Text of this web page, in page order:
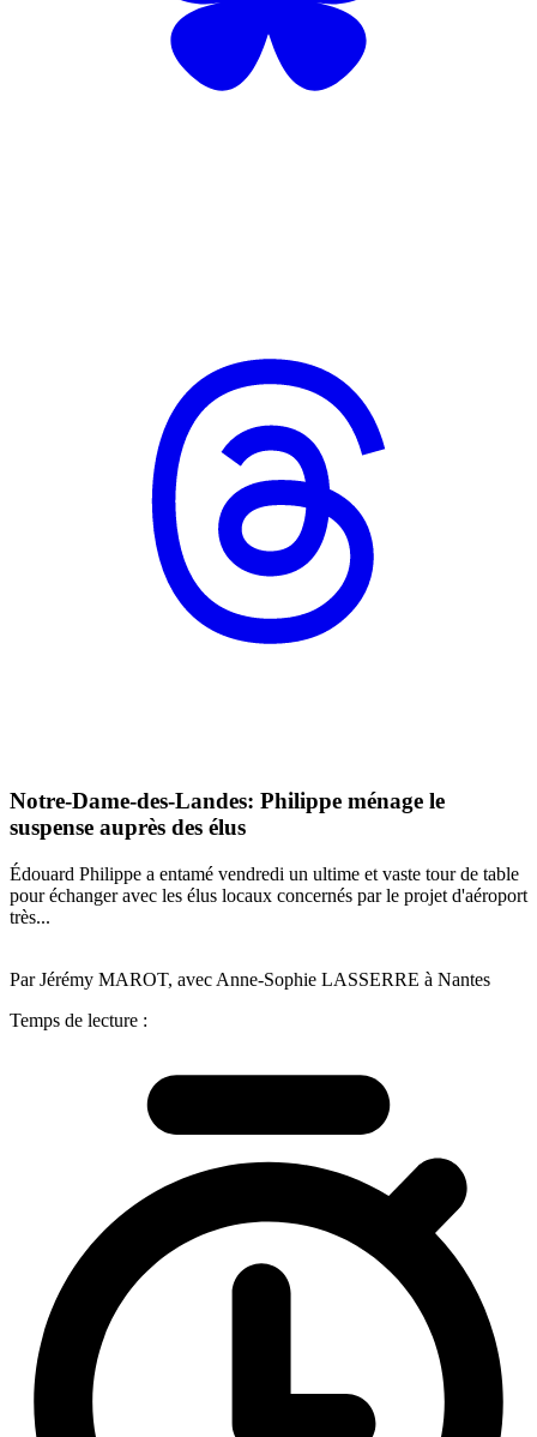
Notre-Dame-des-Landes: Philippe ménage le
suspense auprès des élus
Édouard Philippe a entamé vendredi un ultime et vaste tour de table
pour échanger avec les élus locaux concernés par le projet d'aéroport
très...
Par Jérémy MAROT, avec Anne-Sophie LASSERRE à Nantes
Temps de lecture :